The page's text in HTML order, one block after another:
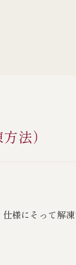
法）
様にそって解